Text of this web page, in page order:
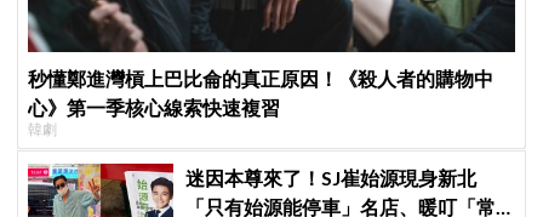
秒懂鄭進灣槓上巴比侖的真正原因！《殺人者的購物中
心》第一季核心線索快速複習
韓劇
迷因本尊來了！SJ崔始源現身新北
「只有始源能停車」名店、暖叮「常